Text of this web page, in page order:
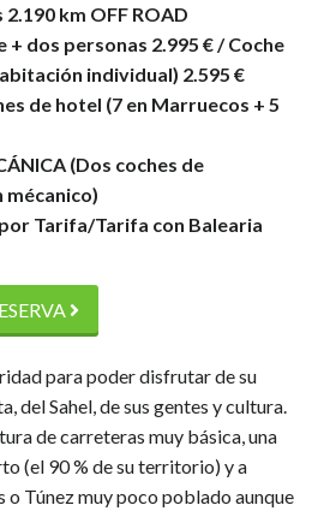
km OFF ROAD
+ dos personas 2.995 € / Coche
individual) 2.595 €
de hotel (7 en Marruecos + 5
(Dos coches de
mécanico)
por Tarifa/Tarifa con Balearia
para poder disfrutar de su
del Sahel, de sus gentes y cultura.
de carreteras muy básica, una
(el 90 % de su territorio) y a
Túnez muy poco poblado aunque